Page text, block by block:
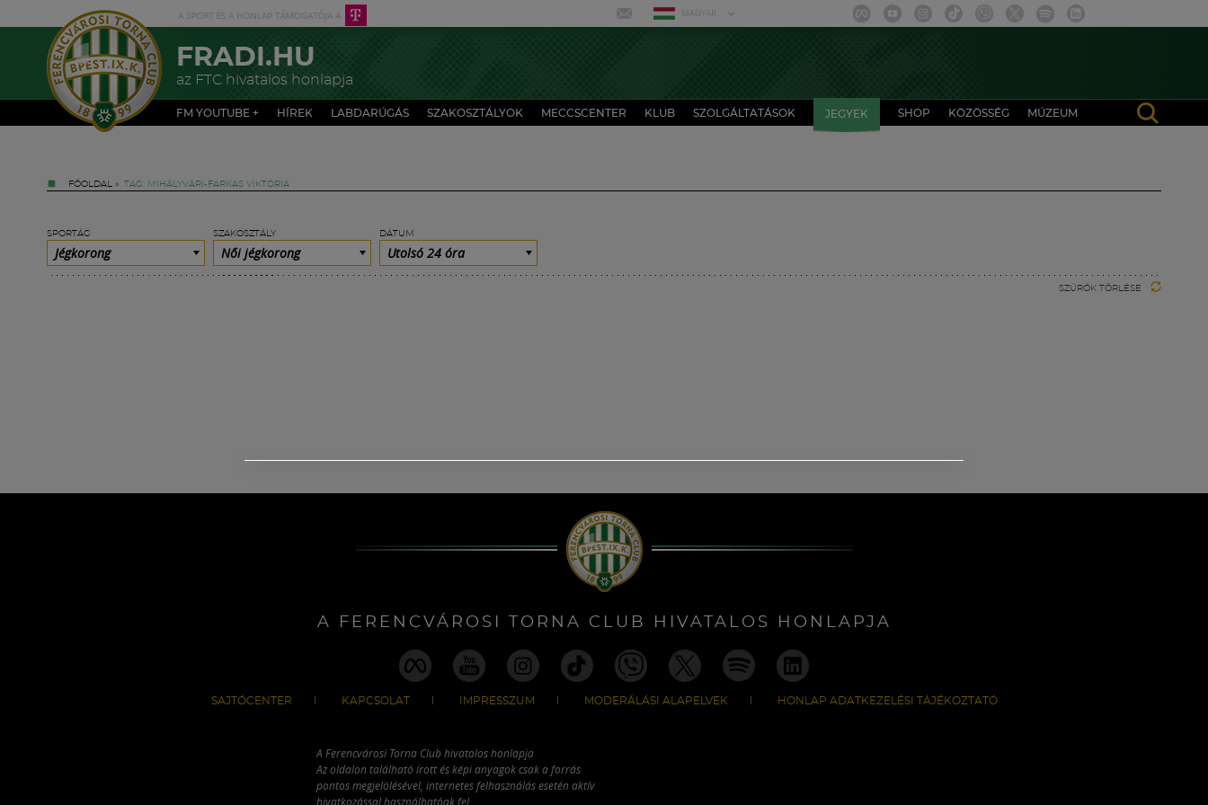
MAGYAR
FRADI.HU
az FTC hivatalos honlapja
FM YOUTUBE + HÍREK LABDARÚGÁS SZAKOSZTÁLYOK MECCSCENTER KLUB SZOLGÁLTATÁSOK JEGYEK SHOP KÖZÖSSÉG MÚZEUM
FŐOLDAL » TAG: MIHÁLYVÁRI-FARKAS VIKTÓRIA
SPORTÁG
Jégkorong
SZAKOSZTÁLY
Női jégkorong
DÁTUM
Utolsó 24 óra
SZŰRŐK TÖRLÉSE
A FERENCVÁROSI TORNA CLUB HIVATALOS HONLAPJA
SAJTÓCENTER KAPCSOLAT IMPRESSZUM MODERÁLÁSI ALAPELVEK HONLAP ADATKEZELÉSI TÁJÉKOZTATÓ
A Ferencvárosi Torna Club hivatalos honlapja
Az oldalon található írott és képi anyagok csak a forrás
pontos megjelölésével, internetes felhasználás esetén aktív
hivatkozással használhatóak fel.